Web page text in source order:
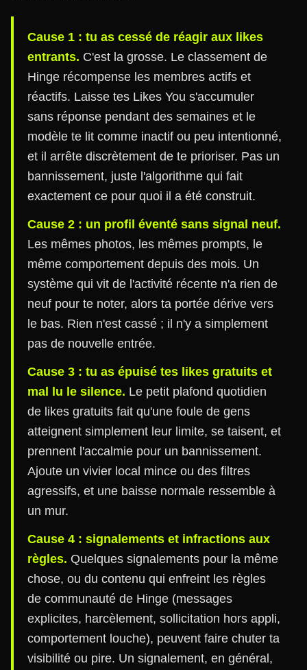
Cause 1 : tu as cessé de réagir aux likes
entrants. C'est la grosse. Le classement de
Hinge récompense les membres actifs et
réactifs. Laisse tes Likes You s'accumuler
sans réponse pendant des semaines et le
modèle te lit comme inactif ou peu intentionné,
et il arrête discrètement de te prioriser. Pas un
bannissement, juste l'algorithme qui fait
exactement ce pour quoi il a été construit.
Cause 2 : un profil éventé sans signal neuf.
Les mêmes photos, les mêmes prompts, le
même comportement depuis des mois. Un
système qui vit de l'activité récente n'a rien de
neuf pour te noter, alors ta portée dérive vers
le bas. Rien n'est cassé ; il n'y a simplement
pas de nouvelle entrée.
Cause 3 : tu as épuisé tes likes gratuits et
mal lu le silence. Le petit plafond quotidien
de likes gratuits fait qu'une foule de gens
atteignent simplement leur limite, se taisent, et
prennent l'accalmie pour un bannissement.
Ajoute un vivier local mince ou des filtres
agressifs, et une baisse normale ressemble à
un mur.
Cause 4 : signalements et infractions aux
règles. Quelques signalements pour la même
chose, ou du contenu qui enfreint les règles
de communauté de Hinge (messages
explicites, harcèlement, sollicitation hors appli,
comportement louche), peuvent faire chuter ta
visibilité ou pire. Un signalement, en général,